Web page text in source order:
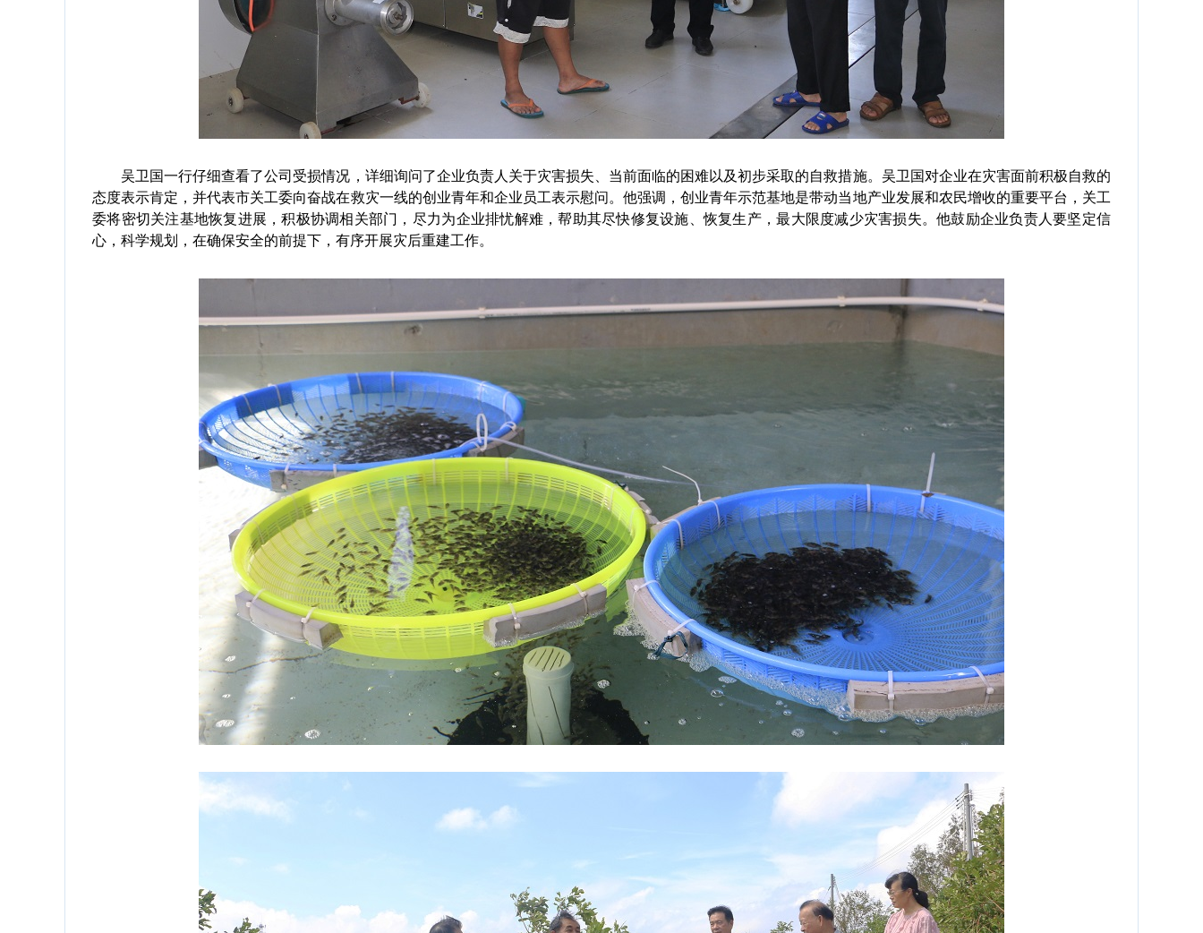
吴卫国一行仔细查看了公司受损情况，详细询问了企业负责人关于灾害损失、当前面临的困难以及初步采取的自救措施。吴卫国对企业在灾害面前积极自救的
态度表示肯定，并代表市关工委向奋战在救灾一线的创业青年和企业员工表示慰问。他强调，创业青年示范基地是带动当地产业发展和农民增收的重要平台，关工
委将密切关注基地恢复进展，积极协调相关部门，尽力为企业排忧解难，帮助其尽快修复设施、恢复生产，最大限度减少灾害损失。他鼓励企业负责人要坚定信
心，科学规划，在确保安全的前提下，有序开展灾后重建工作。